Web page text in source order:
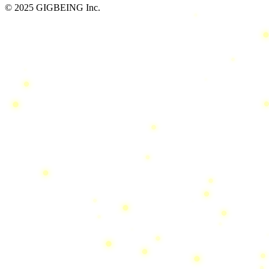
© 2025 GIGBEING Inc.